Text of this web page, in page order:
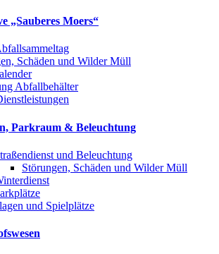
„Sauberes Moers“
Schäden und Wilder Müll
Abfallbehälter
Parkraum & Beleuchtung
und Beleuchtung
Störungen, Schäden und Wilder Müll
und Spielplätze